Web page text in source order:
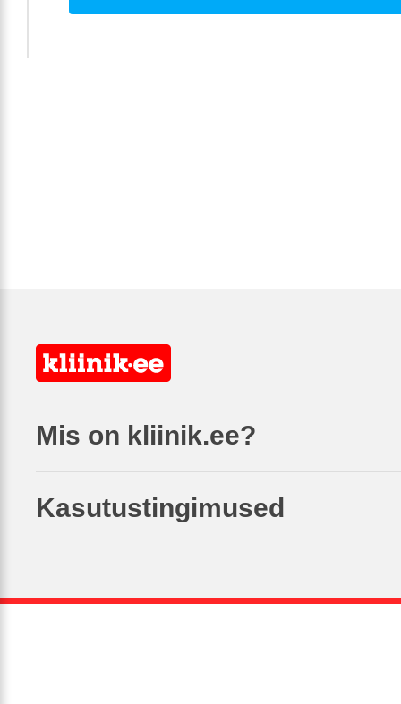
Mis on kliinik.ee?
Kasutustingimused